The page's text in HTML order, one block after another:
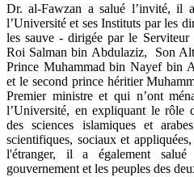
Dr. al-Fawzan a salué l’invité, il
l’Université et ses Instituts par les
les sauve - dirigée par le Serviteur
Roi Salman bin Abdulaziz, Son
Prince Muhammad bin Nayef bin
et le second prince héritier
Premier ministre et qui n’ont
l’Université, en expliquant le rôle
des sciences islamiques et
scientifiques, sociaux et
l'étranger, il a également
gouvernement et les peuples des